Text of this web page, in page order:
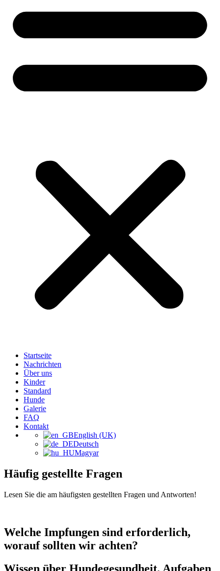
Startseite
Nachrichten
Über uns
Kinder
Standard
Hunde
Galerie
FAQ
Kontakt
English (UK)
Deutsch
Magyar
Häufig gestellte Fragen
Lesen Sie die am häufigsten gestellten Fragen und Antworten!
Welche Impfungen sind erforderlich,
worauf sollten wir achten?